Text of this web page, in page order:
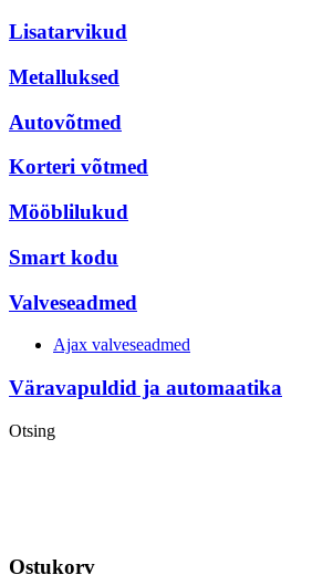
Lisatarvikud
Metalluksed
Autovõtmed
Korteri võtmed
Mööblilukud
Smart kodu
Valveseadmed
Ajax valveseadmed
Väravapuldid ja automaatika
Otsing
Ostukorv